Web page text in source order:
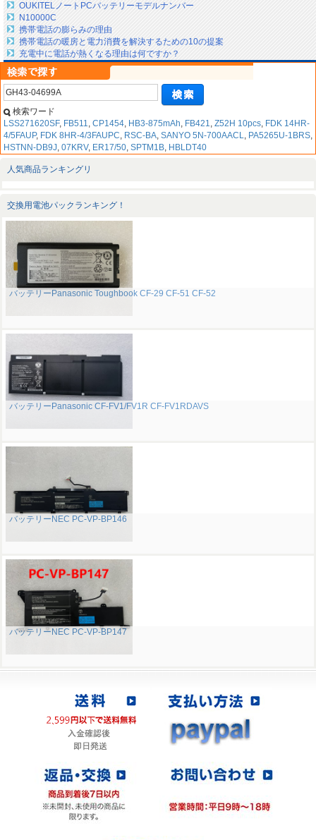
OUKITELノートPCバッテリーモデルナンバー
N10000C
携帯電話の膨らみの理由
携帯電話の暖房と電力消費を解決するための10の提案
充電中に電話が熱くなる理由は何ですか？
検索ワード
LSS271620SF, FB511, CP1454, HB3-875mAh, FB421, Z52H 10pcs, FDK 14HR-
4/5FAUP, FDK 8HR-4/3FAUPC, RSC-BA, SANYO 5N-700AACL, PA5265U-1BRS,
HSTNN-DB9J, 07KRV, ER17/50, SPTM1B, HBLDT40
人気商品ランキングリ
交換用電池パックランキング！
バッテリーPanasonic Toughbook CF-29 CF-51 CF-52
バッテリーPanasonic CF-FV1/FV1R CF-FV1RDAVS
バッテリーNEC PC-VP-BP146
バッテリーNEC PC-VP-BP147